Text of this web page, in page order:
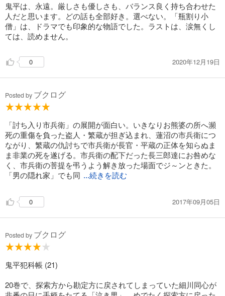
鬼平は、永遠。厳しさも優しさも、バランス良く持ち合わせた
人だと思います。どの話も全部好き。選べない。「瓶割り小
僧」は、ドラマでも印象的な物語でした。ラストは、涙無くし
ては、読めません。
0 2020年12月19日
Posted by ブクログ
「討ち入り市兵衛」の展開が面白い。いきなりお熊婆の所へ瀕
死の重傷を負った盗人・繁蔵が担ぎ込まれ、蓮沼の市兵衛につ
ながり、繁蔵の仇討ちで市兵衛が長官・平蔵の正体を知らぬま
ま非業の死を遂げる。市兵衛の配下だった長三郎達にお咎めな
く、市兵衛の菩提を弔うよう解き放った場面でジ～ンときた。
「男の隠れ家」でも同 ...続きを読む
0 2017年09月05日
Posted by ブクログ
鬼平犯科帳 (21)
20巻で、探索方から勘定方に戻されてしまっていた細川同心が